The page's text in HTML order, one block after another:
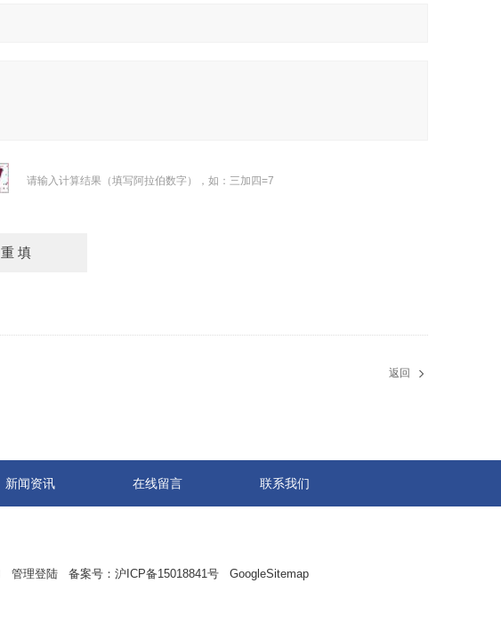
请输入计算结果（填写阿拉伯数字），如：三加四=7
返回
新闻资讯 在线留言 联系我们
管理登陆 备案号： 沪ICP备15018841号
GoogleSitemap